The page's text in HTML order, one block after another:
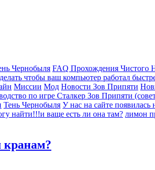
Чернобыля FAQ Прохождения Чистого
чтобы ваш компьютер работал
Миссии Мод Новости Зов Припяти
по игре Сталкер Зов Припяти
Тень Чернобыля У нас на сайте появилась
найти!!!и ваще есть ли она там? лимон
кранам?